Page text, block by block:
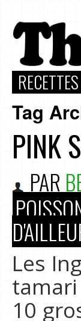
RECETTES
Tag
PINK
PAR
Les
10